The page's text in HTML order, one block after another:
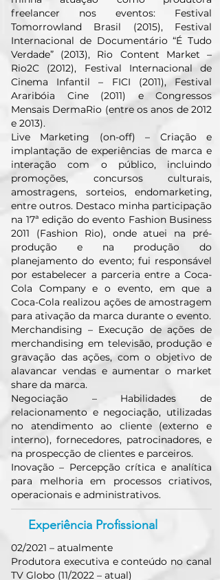
freelancer nos eventos: Festival
Tomorrowland Brasil (2015), Festival
Internacional de Documentário “É Tudo
Verdade” (2013), Rio Content Market –
Rio2C (2012), Festival Internacional de
Cinema Infantil – FICI (2011), Festival
Araribóia Cine (2011) e Congressos
Mensais DermaRio (entre os anos de 2012
e 2013).
Live Marketing (on-off) – Criação e
implantação de experiências de marca e
interação com o público, incluindo
promoções, concursos culturais,
amostragens, sorteios, endomarketing,
entre outros. Destaco minha participação
na 17ª edição do evento Fashion Business
2011 (Fashion Rio), onde atuei na pré-
produção e na produção do
planejamento do evento; fui responsável
por estabelecer a parceria entre a Coca-
Cola Company e o evento, em que a
Coca-Cola realizou ações de amostragem
para ativação da marca durante o evento.
Merchandising – Execução de ações de
merchandising em televisão, produção e
gravação das ações, com o objetivo de
alavancar vendas e aumentar o market
share da marca.
Negociação – Habilidades de
relacionamento e negociação, utilizadas
no atendimento ao cliente (externo e
interno), fornecedores, patrocinadores, e
na prospecção de clientes e parceiros.
Inovação – Percepção crítica e analítica
para melhoria em processos criativos,
operacionais e administrativos.
Experiência Profissional
02/2021 – atualmente
Produtora executiva e conteúdo no canal
TV Globo (11/2022 – atual)